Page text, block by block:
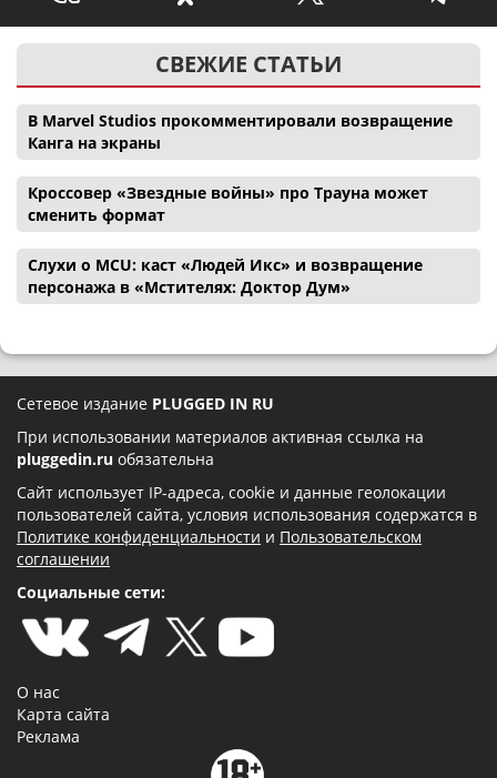
СВЕЖИЕ СТАТЬИ
В Marvel Studios прокомментировали возвращение
Канга на экраны
Кроссовер «Звездные войны» про Трауна может
сменить формат
Слухи о MCU: каст «Людей Икс» и возвращение
персонажа в «Мстителях: Доктор Дум»
Сетевое издание PLUGGED IN RU
При использовании материалов активная ссылка на
pluggedin.ru обязательна
Сайт использует IP-адреса, cookie и данные геолокации
пользователей сайта, условия использования содержатся в
Политике конфиденциальности и Пользовательском
соглашении
Социальные сети:
О нас
Карта сайта
Реклама